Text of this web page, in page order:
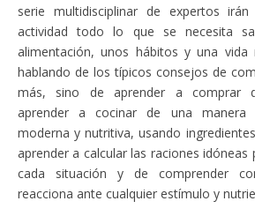
serie multidisciplinar de expertos
actividad todo lo que se necesita
alimentación, unos hábitos y una
hablando de los típicos consejos de
más, sino de aprender a comprar
aprender a cocinar de una manera
moderna y nutritiva, usando
aprender a calcular las raciones idóneas
cada situación y de comprender
reacciona ante cualquier estímulo y